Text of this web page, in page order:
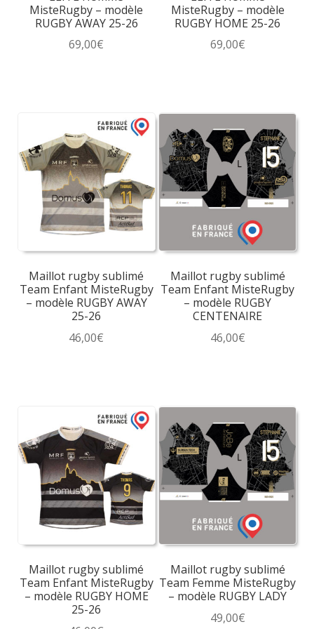
MisteRugby – modèle
RUGBY AWAY 25-26
69,00€
plusieurs
variations.
Les
options
peuvent
être
choisies
sur
page
du
produit
MisteRugby – modèle
RUGBY HOME 25-26
69,00€
plusieurs
variations.
Les
options
peuvent
être
choisies
sur
page
du
produit
Maillot rugby sublimé
Team Enfant MisteRugby
– modèle RUGBY AWAY
25-26
46,00€
plusieurs
variations.
Les
options
peuvent
être
choisies
sur
page
du
produit
Maillot rugby sublimé
Team Enfant MisteRugby
– modèle RUGBY
CENTENAIRE
46,00€
plusieurs
variations.
Les
options
peuvent
être
choisies
sur
page
du
produit
Maillot rugby sublimé
Team Enfant MisteRugby
– modèle RUGBY HOME
25-26
Maillot rugby sublimé
Team Femme MisteRugby
– modèle RUGBY LADY
49,00€